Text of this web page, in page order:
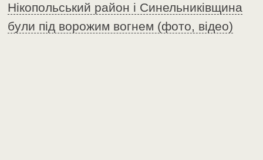
Нікопольський район і Синельниківщина
були під ворожим вогнем (фото, відео)